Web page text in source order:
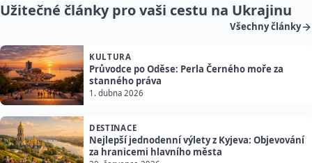
Užitečné články pro vaši cestu na Ukrajinu
Všechny články
KULTURA
Průvodce po Oděse: Perla Černého moře za
stanného práva
1. dubna 2026
DESTINACE
Nejlepší jednodenní výlety z Kyjeva: Objevování
za hranicemi hlavního města